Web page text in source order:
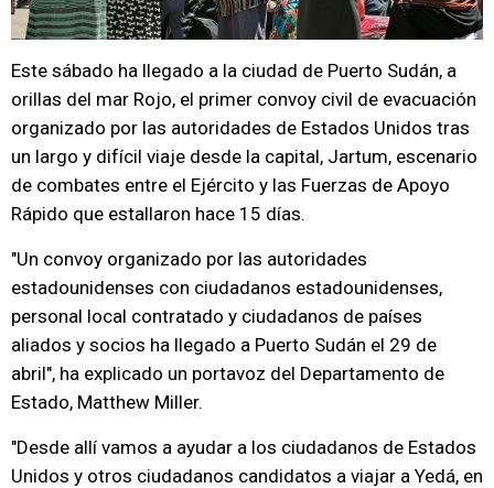
Este sábado ha llegado a la ciudad de Puerto Sudán, a
orillas del mar Rojo, el primer convoy civil de evacuación
organizado por las autoridades de Estados Unidos tras
un largo y difícil viaje desde la capital, Jartum, escenario
de combates entre el Ejército y las Fuerzas de Apoyo
Rápido que estallaron hace 15 días.
"Un convoy organizado por las autoridades
estadounidenses con ciudadanos estadounidenses,
personal local contratado y ciudadanos de países
aliados y socios ha llegado a Puerto Sudán el 29 de
abril", ha explicado un portavoz del Departamento de
Estado, Matthew Miller.
"Desde allí vamos a ayudar a los ciudadanos de Estados
Unidos y otros ciudadanos candidatos a viajar a Yedá, en